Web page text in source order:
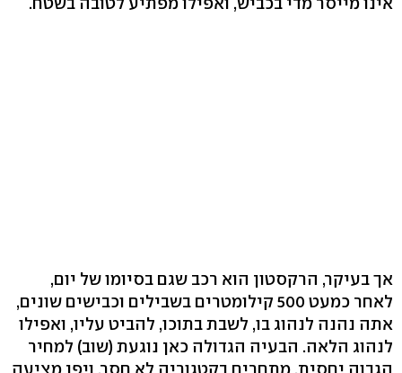
אך בעיקר, הרקסטון הוא רכב שגם בסיומו של יום,
לאחר כמעט 500 קילומטרים בשבילים וכבישים שונים,
אתה נהנה לנהוג בו, לשבת בתוכו, להביט עליו, ואפילו
לנהוג הלאה. הבעיה הגדולה כאן נוגעת (שוב) למחיר